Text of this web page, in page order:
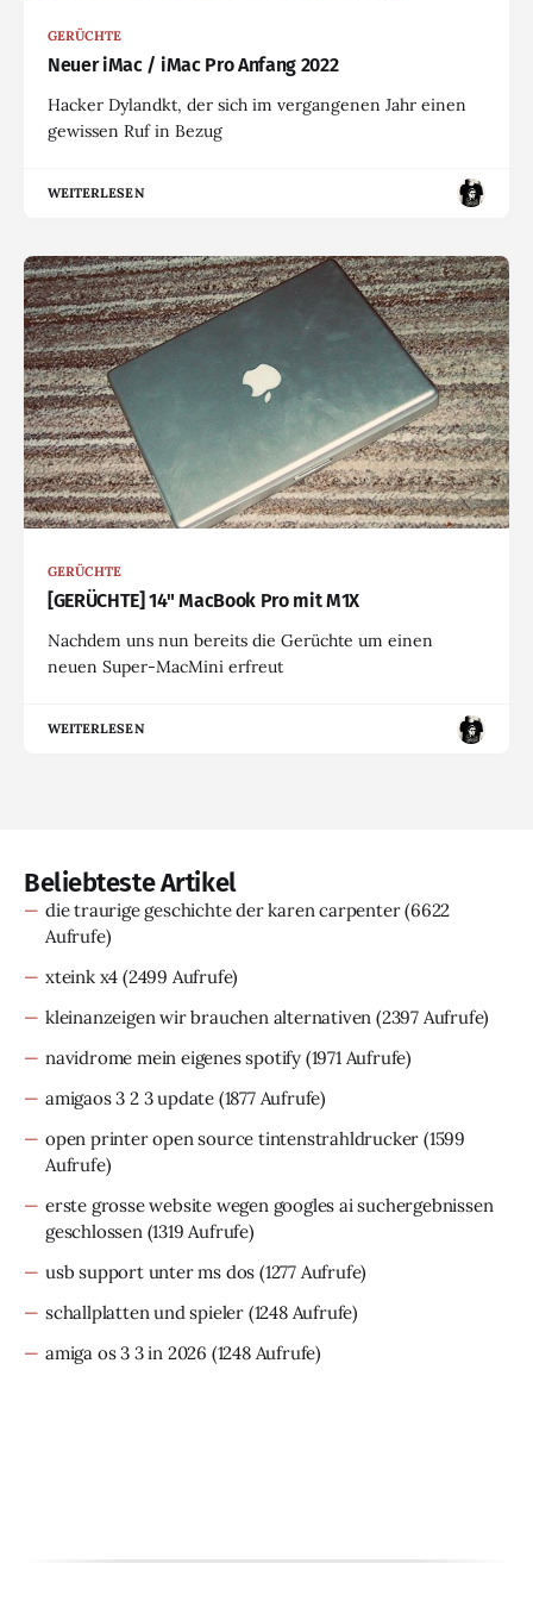
GERÜCHTE
Neuer iMac / iMac Pro Anfang 2022
Hacker Dylandkt, der sich im vergangenen Jahr einen
gewissen Ruf in Bezug
WEITERLESEN
GERÜCHTE
[GERÜCHTE] 14" MacBook Pro mit M1X
Nachdem uns nun bereits die Gerüchte um einen
neuen Super-MacMini erfreut
WEITERLESEN
Beliebteste Artikel
die traurige geschichte der karen carpenter(6622
Aufrufe)
xteink x4 (2499 Aufrufe)
kleinanzeigen wir brauchen alternativen (2397 Aufrufe)
navidrome mein eigenes spotify (1971 Aufrufe)
amigaos 3 2 3 update (1877 Aufrufe)
open printer open source tintenstrahldrucker (1599
Aufrufe)
erste grosse website wegen googles ai suchergebnissen
geschlossen(1319 Aufrufe)
usb support unter ms dos (1277 Aufrufe)
schallplatten und spieler (1248 Aufrufe)
amiga os 3 3 in 2026 (1248 Aufrufe)